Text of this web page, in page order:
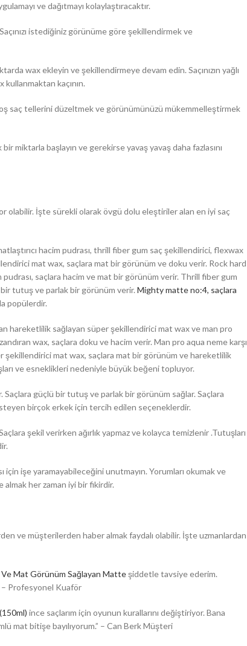
ve dağıtmayı kolaylaştıracaktır.
istediğiniz görünüme göre şekillendirmek ve
wax ekleyin ve şekillendirmeye devam edin. Saçınızın yağlı
kaçının.
saç tellerini düzeltmek ve görünümünüzü mükemmelleştirmek
miktarla başlayın ve gerekirse yavaş yavaş daha fazlasını
olabilir. İşte sürekli olarak övgü dolu eleştiriler alan en iyi saç
hacim pudrası, thrill fiber gum saç şekillendirici, flexwax
mat wax, saçlara mat bir görünüm ve doku verir. Rock hard
saçlara hacim ve mat bir görünüm verir. Thrill fiber gum
tutuş ve parlak bir görünüm verir. Mighty matte no:4, saçlara
popülerdir.
hareketlilik sağlayan süper şekillendirici mat wax ve man pro
wax, saçlara doku ve hacim verir. Man pro aqua neme karşı
şekillendirici mat wax, saçlara mat bir görünüm ve hareketlilik
ve esneklikleri nedeniyle büyük beğeni topluyor.
güçlü bir tutuş ve parlak bir görünüm sağlar. Saçlara
birçok erkek için tercih edilen seçeneklerdir.
şekil verirken ağırlık yapmaz ve kolayca temizlenir .Tutuşları
işe yaramayabileceğini unutmayın. Yorumları okumak ve
her zaman iyi bir fikirdir.
ve müşterilerden haber almak faydalı olabilir. İşte uzmanlardan
Mat Görünüm Sağlayan Matteşiddetle tavsiye ederim.
– Profesyonel Kuaför
ince saçlarım için oyunun kurallarını değiştiriyor. Bana
mat bitişe bayılıyorum.” – Can Berk Müşteri